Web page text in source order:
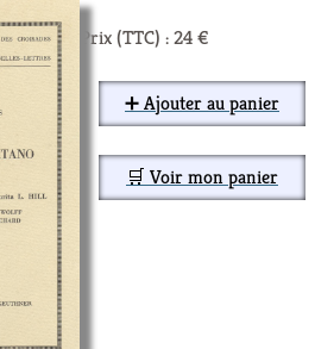
Prix (TTC) : 24 €
➕ Ajouter au panier
🛒 Voir mon panier